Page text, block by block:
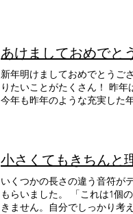
あけましておめでと
新年明けましておめでとうご
りたいことがたくさん！ 昨年
今年も昨年のような充実した
小さくてもきちんと
いくつかの長さの違う音符がテキストに揃ってきた
もらいました。 「これは1個のばす」「2個のばす」といくら口で言っても、実際に自分で理解しないと身につ
きません。自分でしっかり考えて理解することが大事